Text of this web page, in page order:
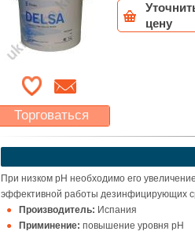
Торговаться
Какая цена Вас
устроит?
Указать цену
цену
При низком pH необходимо его
эффективной работы дезинфицирующих
Производитель: Испания
Приминение: повышение уровня pH